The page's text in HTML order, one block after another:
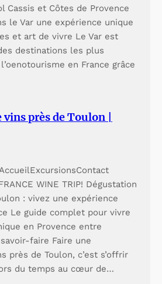
Cassis et Côtes de Provence
le Var une expérience unique
et art de vivre Le Var est
destinations les plus
en France grâce
près de Toulon |
WINE TRIP! Dégustation
: vivez une expérience
Le guide complet pour vivre
en Provence entre
faire Faire une
près de Toulon, c’est s’offrir
du temps au cœur de…